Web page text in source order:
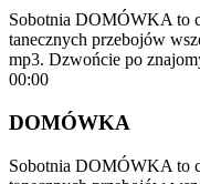
Sobotnia DOMÓWKA to
tanecznych przebojów
mp3. Dzwońcie po
00:00
DOMÓWKA
Sobotnia DOMÓWKA to